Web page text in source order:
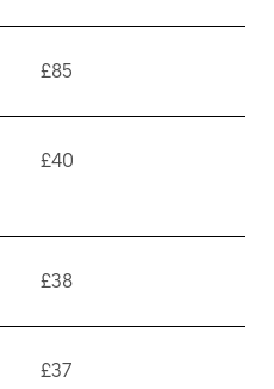
£85
£40
£38
£37